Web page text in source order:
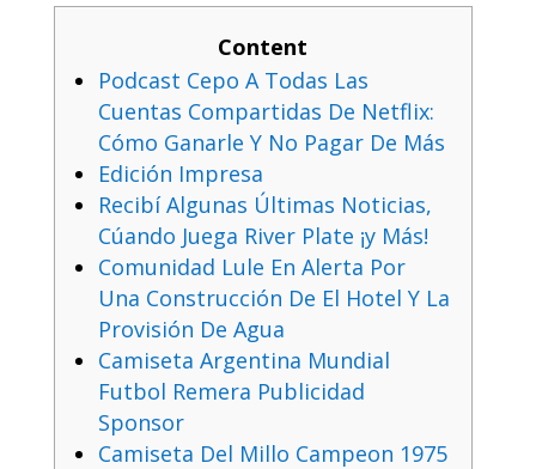
Content
Podcast Cepo A Todas Las
Cuentas Compartidas De Netflix:
Cómo Ganarle Y No Pagar De Más
Edición Impresa
Recibí Algunas Últimas Noticias,
Cúando Juega River Plate ¡y Más!
Comunidad Lule En Alerta Por
Una Construcción De El Hotel Y La
Provisión De Agua
Camiseta Argentina Mundial
Futbol Remera Publicidad
Sponsor
Camiseta Del Millo Campeon 1975